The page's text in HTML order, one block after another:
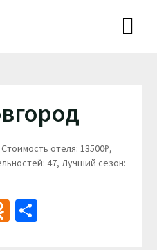
отеля: 13500₽,
47, Лучший сезон:
Odnoklassniki
Отправить